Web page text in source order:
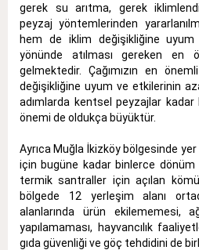
gerek su arıtma, gerek
peyzaj yöntemlerinden
hem de iklim değişikliğine uyum
yönünde atılması gereken en
gelmektedir. Çağımızın en
değişikliğine uyum ve etkilerinin
adımlarda kentsel peyzajlar kadar
önemi de oldukça büyüktür.
Ayrıca Muğla İkizköy bölgesinde
için bugüne kadar binlerce dönüm
termik santraller için açılan
bölgede 12 yerleşim alanı
alanlarında ürün ekilememesi,
yapılamaması, hayvancılık
gıda güvenliği ve göç tehdidini de